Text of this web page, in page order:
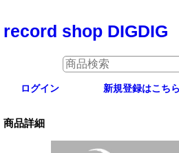
record shop DIGDIG
ログイン 新規登録はこちら
商品詳細